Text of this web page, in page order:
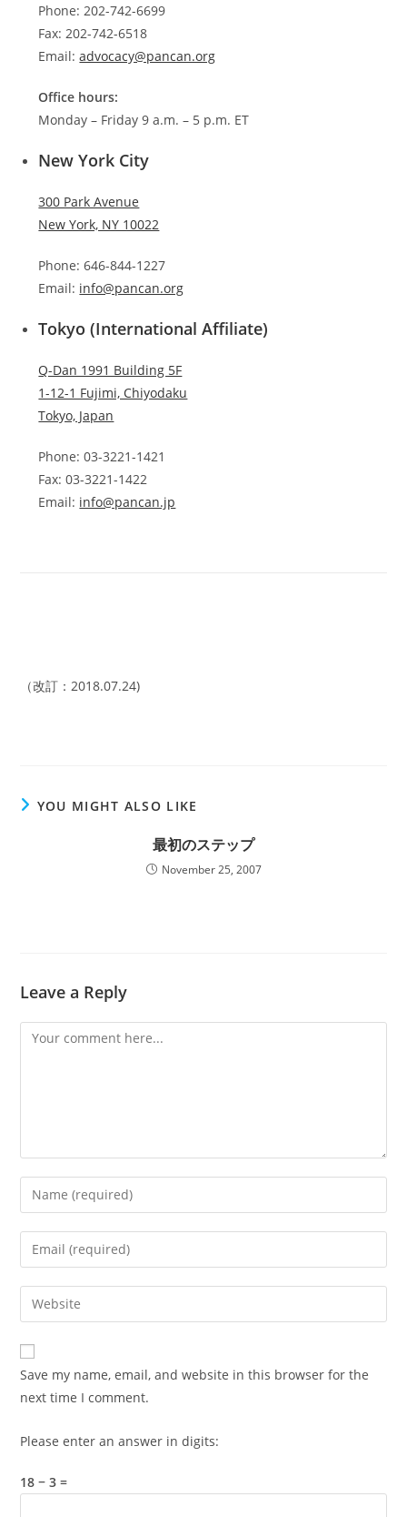
Phone: 202-742-6699
Fax: 202-742-6518
Email:advocacy@pancan.org
Office hours:
Monday – Friday 9 a.m. – 5 p.m. ET
New York City
300 Park Avenue
New York, NY 10022
Phone: 646-844-1227
Email: info@pancan.org
Tokyo (International Affiliate)
Q-Dan 1991 Building 5F
1-12-1 Fujimi, Chiyodaku
Tokyo, Japan
Phone: 03-3221-1421
Fax: 03-3221-1422
Email: info@pancan.jp
（改訂：2018.07.24)
YOU MIGHT ALSO LIKE
最初のステップ
November 25, 2007
Leave a Reply
Comment
Enter
your
name
comment
Enter
your
email
address
comment
Enter
your
website
URL
(optional)
Save my name, email, and website in this browser for the
next time I comment.
Please enter an answer in digits:
18 − 3 =